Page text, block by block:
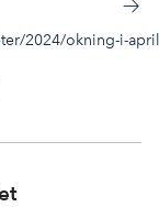
2024/okning-i-